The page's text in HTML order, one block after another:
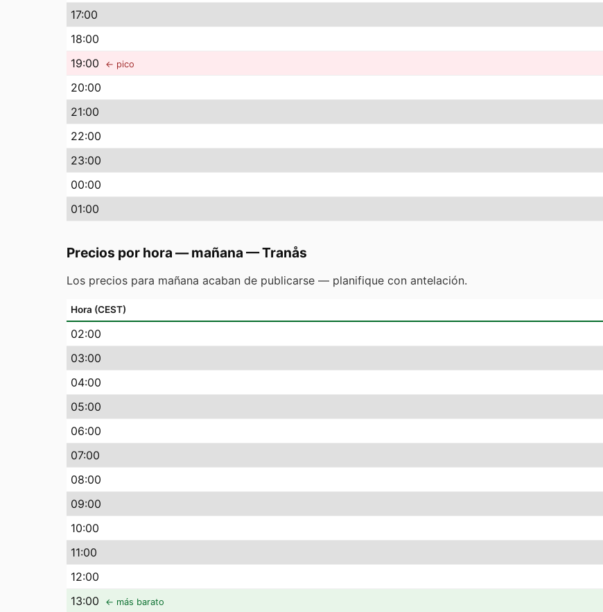
17:00
18:00
19:00 ← pico
20:00
21:00
22:00
23:00
00:00
01:00
Precios por hora — mañana —Tranås
Los precios para mañana acaban de publicarse — planifique con antelación.
Hora (CEST)
02:00
03:00
04:00
05:00
06:00
07:00
08:00
09:00
10:00
11:00
12:00
13:00 ← más barato